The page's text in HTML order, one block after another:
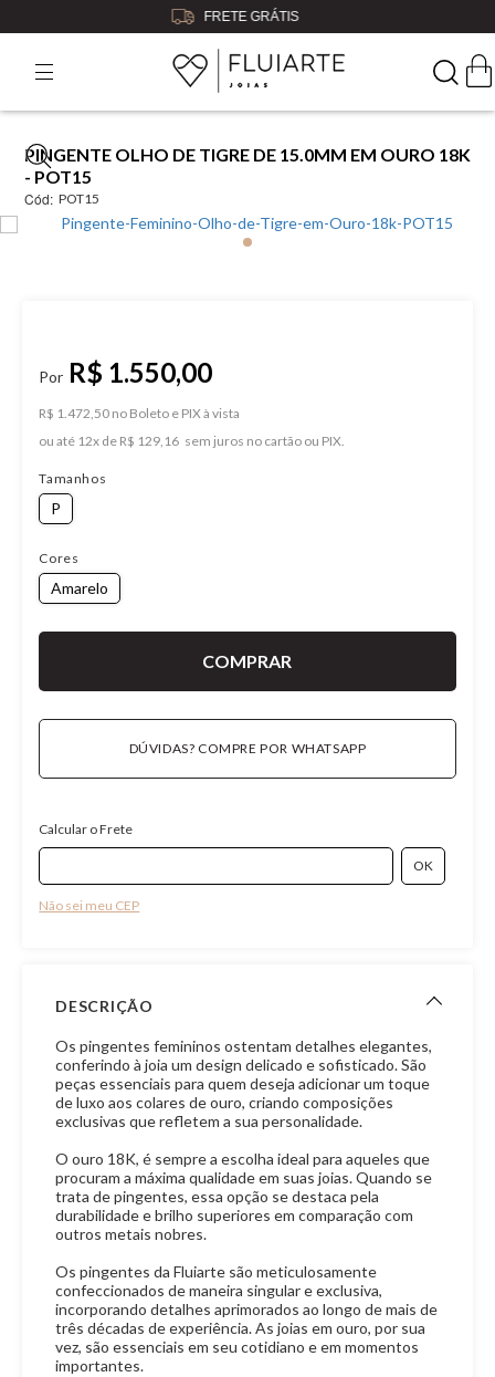
5% OFFNO BOLETO OU PIX
PINGENTE OLHO DE TIGRE DE 15.0MM EM OURO 18K
- POT15
Cód: POT15
R$ 1.550,00
R$ 1.472,50 no Boleto e PIX
ou
12x de R$ 129,16
Tamanhos
P
Cores
Amarelo
DÚVIDAS? COMPRE POR WHATSAPP
Calcular o Frete
Não sei meu CEP
DESCRIÇÃO
Os pingentes femininos ostentam detalhes elegantes,
conferindo à joia um design delicado e sofisticado. São
peças essenciais para quem deseja adicionar um toque
de luxo aos colares de ouro, criando composições
exclusivas que refletem a sua personalidade.
O ouro 18K, é sempre a escolha ideal para aqueles que
procuram a máxima qualidade em suas joias. Quando se
trata de pingentes, essa opção se destaca pela
durabilidade e brilho superiores em comparação com
outros metais nobres.
Os pingentes da Fluiarte são meticulosamente
confeccionados de maneira singular e exclusiva,
incorporando detalhes aprimorados ao longo de mais de
três décadas de experiência. As joias em ouro, por sua
vez, são essenciais em seu cotidiano e em momentos
importantes.